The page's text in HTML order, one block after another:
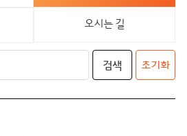
오시는 길
검색 초기화